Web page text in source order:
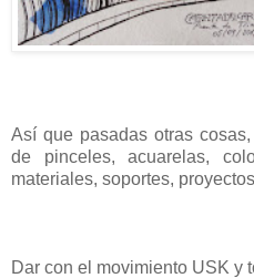
Así que pasadas otras
de pinceles, acuarelas,
materiales, soportes,
Dar con el movimiento USK y